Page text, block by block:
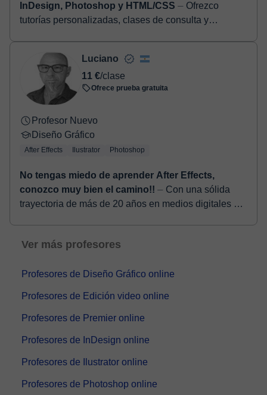
InDesign, Photoshop y HTML/CSS ⏤ Ofrezco
tutorías personalizadas, clases de consulta y
HTML/CSS ...
Luciano
11 €/clase
Ofrece prueba gratuita
Profesor Nuevo
Diseño Gráfico
After Effects Ilustrator Photoshop
No tengas miedo de aprender After Effects,
conozco muy bien el camino!! ⏤ Con una sólida
trayectoria de más de 20 años en medios digitales y
Ver más profesores
Profesores de Diseño Gráfico online
Profesores de Edición video online
Profesores de Premier online
Profesores de InDesign online
Profesores de Ilustrator online
Profesores de Photoshop online